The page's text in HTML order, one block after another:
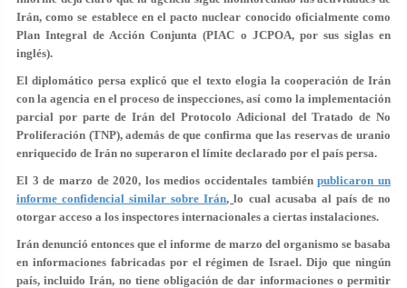
Irán, como se establece en el pacto nuclear conocido oficialmente como
Plan Integral de Acción Conjunta (PIAC o JCPOA, por sus siglas en
inglés).
El diplomático persa explicó que el texto elogia la cooperación de Irán
con la agencia en el proceso de inspecciones, así como la implementación
parcial por parte de Irán del Protocolo Adicional del Tratado de No
Proliferación (TNP), además de que confirma que las reservas de uranio
enriquecido de Irán no superaron el límite declarado por el país persa.
El 3 de marzo de 2020, los medios occidentales tambiénpublicaron un
informe confidencial similar sobre Irán,lo cual acusaba al país de no
otorgar acceso a los inspectores internacionales a ciertas instalaciones.
Irán denunció entonces que el informe de marzo del organismo se basaba
en informaciones fabricadas por el régimen de Israel. Dijo que ningún
país, incluido Irán, no tiene obligación de dar informaciones o permitir